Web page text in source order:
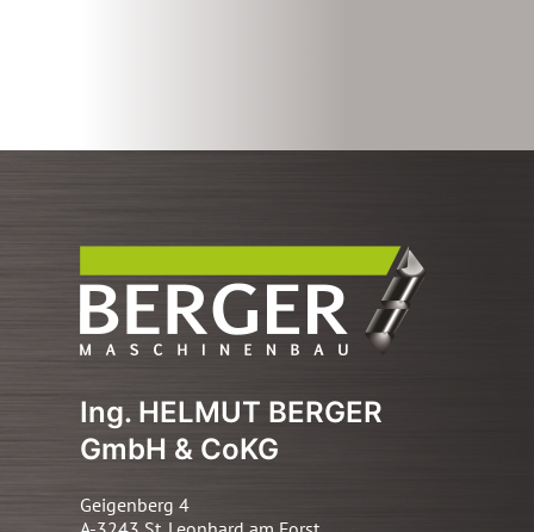
Ing. HELMUT BERGER
GmbH & CoKG
Geigenberg 4